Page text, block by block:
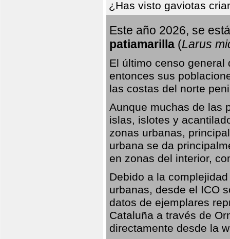
¿Has visto gaviotas
Este año 2026, se
patiamarilla (Larus
El último censo
entonces sus
las costas del norte
Aunque muchas de las
islas, islotes y
zonas urbanas,
urbana se da
en zonas del interior,
Debido a la
urbanas, desde el ICO
datos de ejemplares
Cataluña a través de
directamente desde la